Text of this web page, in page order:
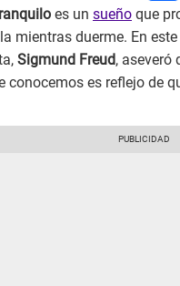
es un sueño que
mientras duerme. En
Sigmund Freud, aseveró
conocemos es reflejo de